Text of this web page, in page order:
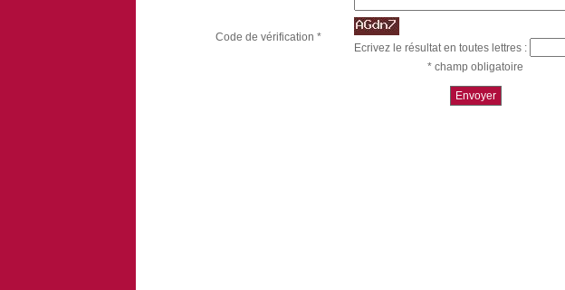
Code de vérification *
Ecrivez le résultat en toutes lettres :
* champ obligatoire
Envoyer